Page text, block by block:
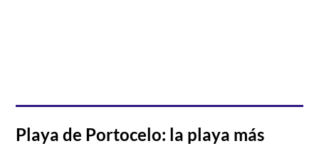
Playa de Portocelo: la playa más